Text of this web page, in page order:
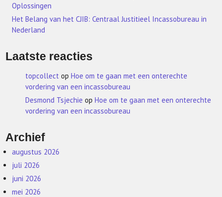
Oplossingen
Het Belang van het CJIB: Centraal Justitieel Incassobureau in
Nederland
Laatste reacties
topcollect opHoe om te gaan met een onterechte
vordering van een incassobureau
Desmond Tsjechie opHoe om te gaan met een onterechte
vordering van een incassobureau
Archief
augustus 2026
juli 2026
juni 2026
mei 2026